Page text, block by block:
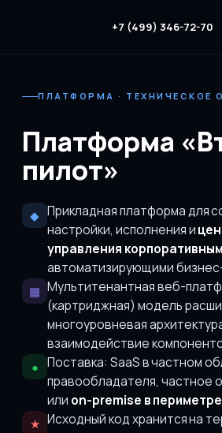
+7 (499) 346-72-70
ПЛАТФОРМА · ТЕХНИЧЕСКОЕ
Платформа
пилот»
◆ Прикладная платформа для
настройки, исполнения и
управления
автоматизирующими
▦ Мультитенантная веб-
(картриджная) модель
многоуровневая
взаимодействие
● Поставка: SaaS в частном
правообладателя, частное
или on-premise в
★ Исходный код хранится на